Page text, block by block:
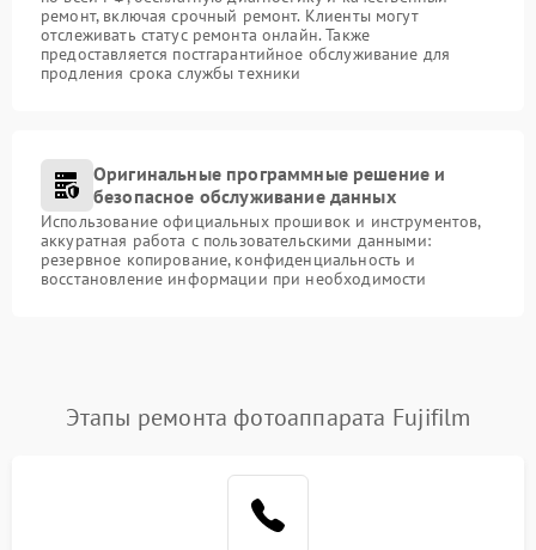
ремонт, включая срочный ремонт. Клиенты могут
отслеживать статус ремонта онлайн. Также
предоставляется постгарантийное обслуживание для
продления срока службы техники
Оригинальные программные решение и
безопасное обслуживание данных
Использование официальных прошивок и инструментов,
аккуратная работа с пользовательскими данными:
резервное копирование, конфиденциальность и
восстановление информации при необходимости
Этапы ремонта фотоаппарата Fujifilm